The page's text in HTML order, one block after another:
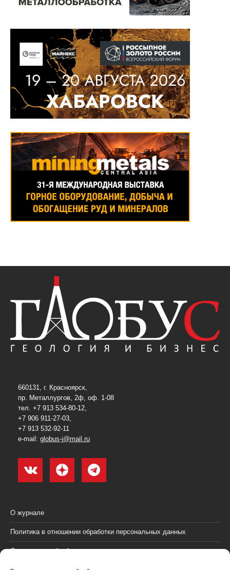
660131, г. Красноярск,
пр. Металлургов, 2ф, оф. 1-08
тел. +7 913 534-80-12,
+7 906 911-27-03,
+7 913 532-92-11
e-mail: globus-j@mail.ru
О журнале
Политика в отношении обработки персональных данных
Согласие на обработку персональных данных